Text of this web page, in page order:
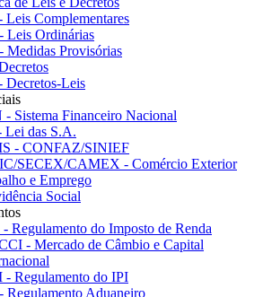
Leis Complementares
Leis Ordinárias
Medidas Provisórias
Decretos-Leis
- Sistema Financeiro Nacional
Lei das S.A.
- CONFAZ/SINIEF
SECEX/CAMEX - Comércio Exterior
e Emprego
Social
Regulamento do Imposto de Renda
- Mercado de Câmbio e Capital
- Regulamento do IPI
Regulamento Aduaneiro